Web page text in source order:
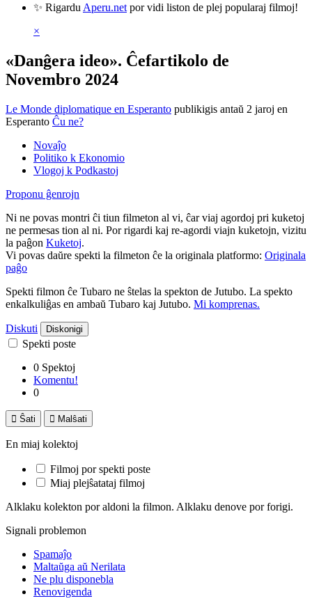
✨ Rigardu Aperu.net por vidi liston de plej popularaj filmoj!
×
«Danĝera ideo». Ĉefartikolo de
Novembro 2024
Le Monde diplomatique en Esperanto publikigis antaŭ 2 jaroj en
Esperanto Ĉu ne?
Novaĵo
Politiko k Ekonomio
Vlogoj k Podkastoj
Proponu ĝenrojn
Ni ne povas montri ĉi tiun filmeton al vi, ĉar viaj agordoj pri kuketoj
ne permesas tion al ni. Por rigardi kaj re-agordi viajn kuketojn, vizitu
la paĝon Kuketoj.
Vi povas daŭre spekti la filmeton ĉe la originala platformo: Originala
paĝo
Spekti filmon ĉe Tubaro ne ŝtelas la spekton de Jutubo. La spekto
enkalkuliĝas en ambaŭ Tubaro kaj Jutubo. Mi komprenas.
Diskuti Diskonigi
Spekti poste
0 Spektoj
Komentu!
0
 Ŝati  Malŝati
En miaj kolektoj
Filmoj por spekti poste
Miaj plejŝatataj filmoj
Alklaku kolekton por aldoni la filmon. Alklaku denove por forigi.
Signali problemon
Spamaĵo
Maltaŭga aŭ Nerilata
Ne plu disponebla
Renovigenda